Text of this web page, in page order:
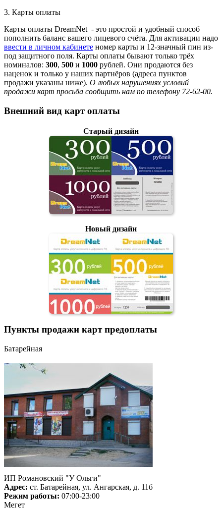
3. Карты оплаты
Карты оплаты DreamNet - это простой и удобный способ
пополнить баланс вашего лицевого счёта. Для активации надо
ввести в личном кабинете номер карты и 12-значный пин из-
под защитного поля. Карты оплаты бывают только трёх
номиналов: 300, 500 и 1000 рублей. Они продаются без
наценок и только у наших партнёров (адреса пунктов
продажи указаны ниже). О любых нарушениях условий
продажи карт просьба сообщить нам по телефону 72-62-00.
Внешний вид карт оплаты
Старый дизайн
Новый дизайн
Пункты продажи карт предоплаты
Батарейная
ИП Романовский "У Ольги"
Адрес: ст. Батарейная, ул. Ангарская, д. 11б
Режим работы: 07:00-23:00
Мегет